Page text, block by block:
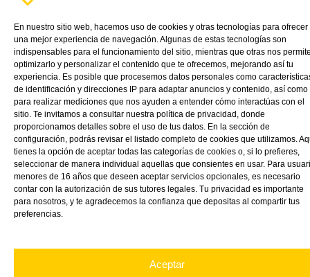
En nuestro sitio web, hacemos uso de cookies y otras tecnologías para ofrecer
una mejor experiencia de navegación. Algunas de estas tecnologías son
indispensables para el funcionamiento del sitio, mientras que otras nos
optimizarlo y personalizar el contenido que te ofrecemos, mejorando así tu
experiencia. Es posible que procesemos datos personales como
de identificación y direcciones IP para adaptar anuncios y contenido, así como
para realizar mediciones que nos ayuden a entender cómo interactúas con el
sitio. Te invitamos a consultar nuestra política de privacidad, donde
proporcionamos detalles sobre el uso de tus datos. En la sección de
configuración, podrás revisar el listado completo de cookies que utilizamos.
tienes la opción de aceptar todas las categorías de cookies o, si lo prefieres,
seleccionar de manera individual aquellas que consientes en usar. Para
menores de 16 años que deseen aceptar servicios opcionales, es necesario
contar con la autorización de sus tutores legales. Tu privacidad es importante
para nosotros, y te agradecemos la confianza que depositas al compartir tus
preferencias.
Aceptar
Los plásticos utilizados en la industria alimentaria abarcan una
amplia gama de materiales y tecnologías diseñadas para
garantizar la seguridad, la conservación y la durabilidad de los
alimentos, al tiempo que se exploran constantemente nuevas
soluciones para reducir el impacto ambiental y el desperdicio.
Read More »